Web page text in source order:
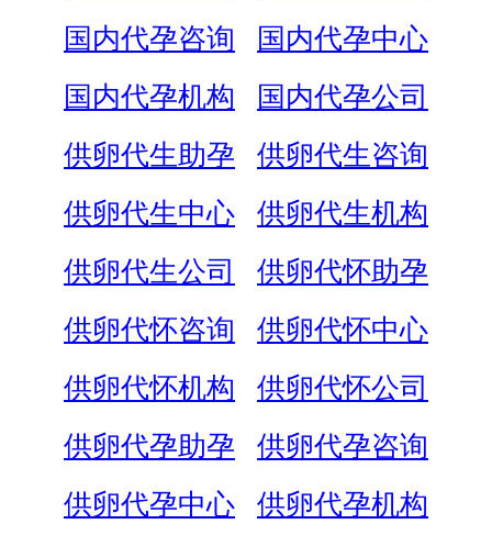
国内代孕咨询
国内代孕中心
国内代孕机构
国内代孕公司
供卵代生助孕
供卵代生咨询
供卵代生中心
供卵代生机构
供卵代生公司
供卵代怀助孕
供卵代怀咨询
供卵代怀中心
供卵代怀机构
供卵代怀公司
供卵代孕助孕
供卵代孕咨询
供卵代孕中心
供卵代孕机构